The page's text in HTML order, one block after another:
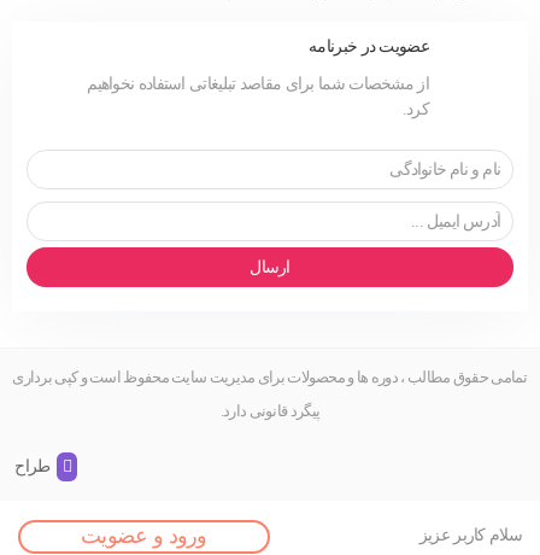
عضویت در خبرنامه
از مشخصات شما برای مقاصد تبلیغاتی استفاده نخواهیم
کرد.
ارسال
تمامی حقوق مطالب ، دوره ها و محصولات برای مدیریت سایت محفوظ است و کپی برداری
پیگرد قانونی دارد.
طراح
سلام کاربر عزیز ورود و عضویت
نرم افزار های تخصصی